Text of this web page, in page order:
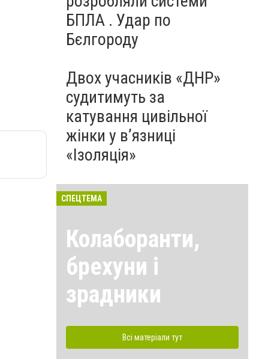
БПЛА . Удар по
Бєлгороду
Двох учасників «ДНР»
судитимуть за
катування цивільної
жінки у в’язниці
«Ізоляція»
СПЕЦТЕМА
Колаборанти,
брехуни і
зрадники
Всі матеріали тут